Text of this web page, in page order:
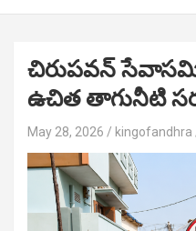
చిరుపవన్
ఉచిత తాగునీటి
May 28, 2026 kingofandhra